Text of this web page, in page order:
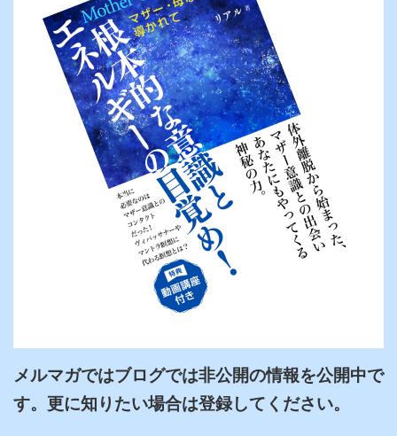
メルマガではブログでは非公開の情報を公開中で